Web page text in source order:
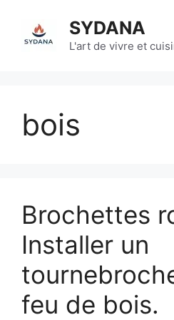
contenu
SYDANA
L'art de vivre et
bois
Brochettes
Installer un
feu de bois.